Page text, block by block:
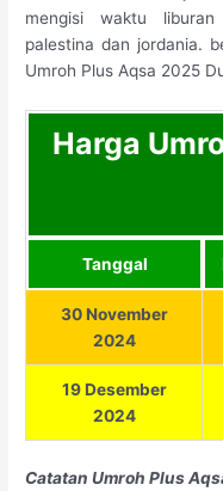
mengisi waktu
palestina dan jordania.
Umroh Plus Aqsa 2025
Harga
Tanggal
30 November
2024
19 Desember
2024
Catatan Umroh Plus